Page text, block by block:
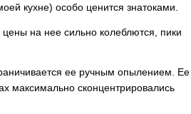
кухне) особо ценится знатоками.
на нее сильно колеблются, пики
ее ручным опылением. Ее
максимально сконцентрировались